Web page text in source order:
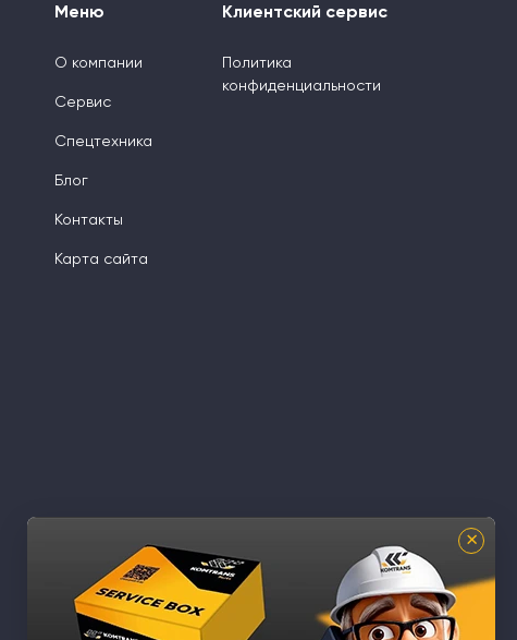
Меню
О компании
Сервис
Спецтехника
Блог
Контакты
Карта сайта
Клиентский сервис
Политика
конфиденциальности
×